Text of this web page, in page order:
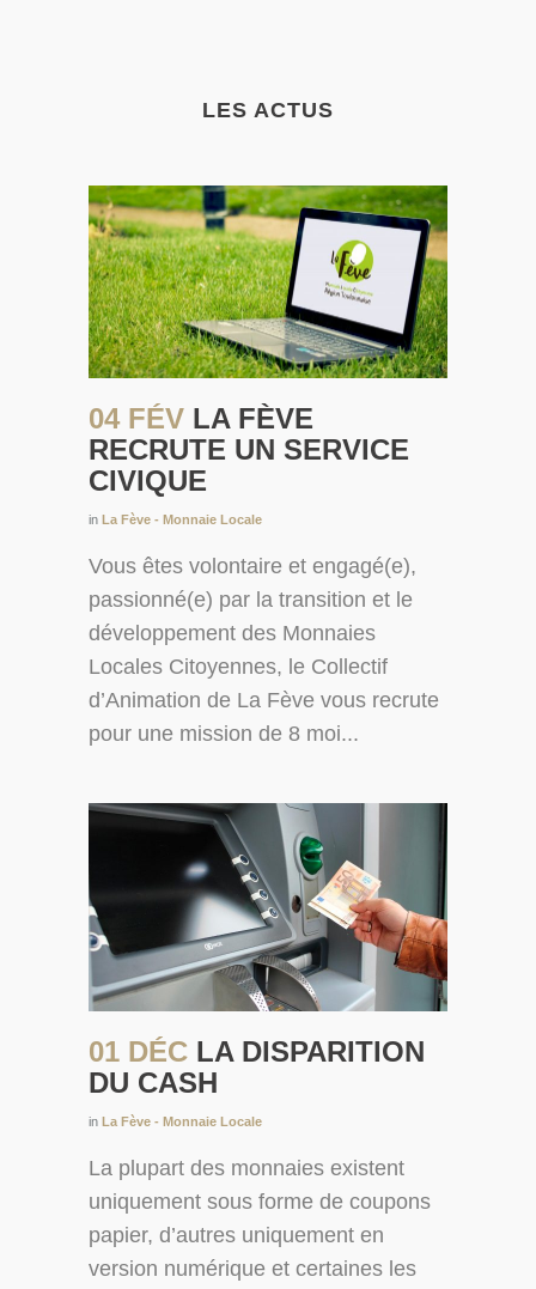
LES ACTUS
04 FÉV LA FÈVE
RECRUTE UN SERVICE
CIVIQUE
in La Fève - Monnaie Locale
Vous êtes volontaire et engagé(e),
passionné(e) par la transition et le
développement des Monnaies
Locales Citoyennes, le Collectif
d’Animation de La Fève vous recrute
pour une mission de 8 moi...
01 DÉC LA DISPARITION
DU CASH
in La Fève - Monnaie Locale
La plupart des monnaies existent
uniquement sous forme de coupons
papier, d’autres uniquement en
version numérique et certaines les